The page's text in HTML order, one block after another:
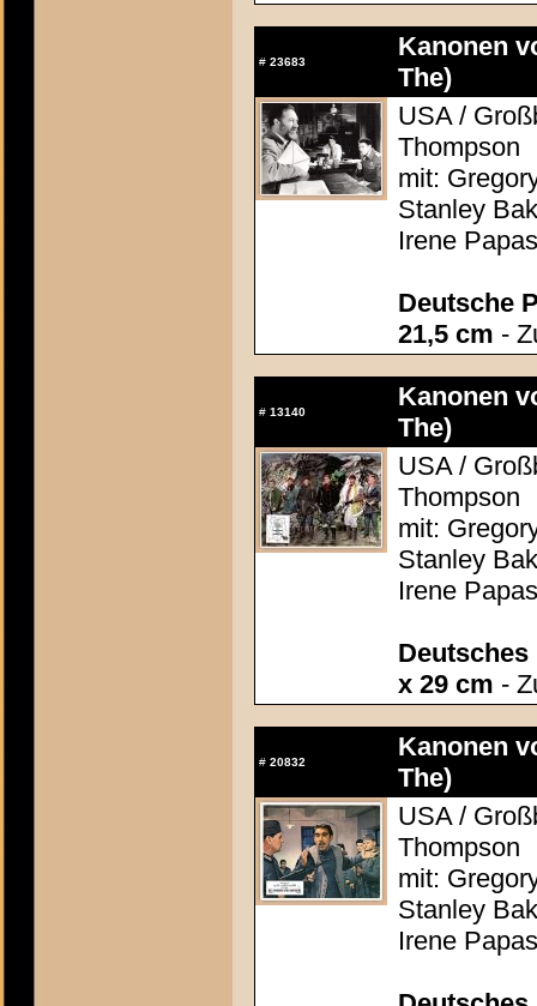
# 23683
Kanonen
The)
USA /
Thompson
mit:
Stanley
Irene
Deutsche
21,5 cm -
# 13140
Kanonen
The)
USA /
Thompson
mit:
Stanley
Irene
x 29 cm -
# 20832
Kanonen
The)
USA /
Thompson
mit:
Stanley
Irene